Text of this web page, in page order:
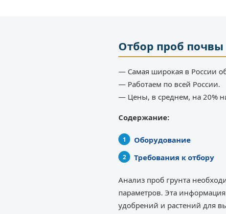
Отбор проб почвы
— Самая широкая в России
— Работаем по всей России.
— Цены, в среднем, на 20%
Содержание:
Оборудование
Требования к отбору
Анализ проб грунта
параметров. Эта
удобрений и растений для